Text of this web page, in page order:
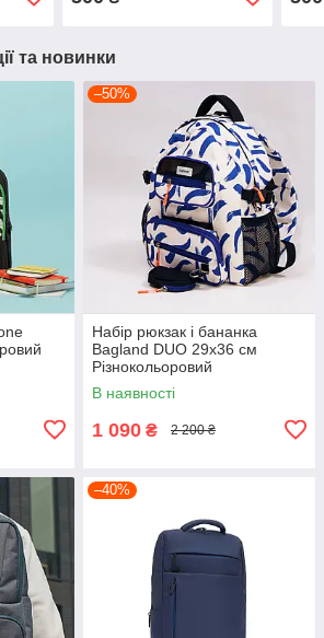
та новинки
–50%
Набір рюкзак і бананка
Bagland DUO 29х36 см
Різнокольоровий
('1050318189')
В наявності
1 090 ₴ 2 200 ₴
–40%